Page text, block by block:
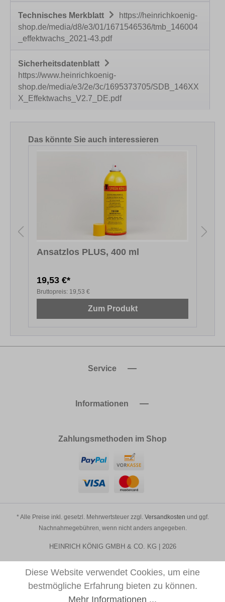
Technisches Merkblatt
https://heinrichkoenig-
shop.de/media/d8/e3/01/1671546536/tmb_146004
_effektwachs_2021-43.pdf
Sicherheitsdatenblatt
https://www.heinrichkoenig-
shop.de/media/e3/2e/3c/1695373705/SDB_146XX
X_Effektwachs_V2.7_DE.pdf
Produktgalerie überspringen
Das könnte Sie auch interessieren
Ansatzlos PLUS, 400 ml
19,53 €*
Bruttopreis: 19,53 €
Zum Produkt
Service
Informationen
Zahlungsmethoden im Shop
* Alle Preise inkl. gesetzl. Mehrwertsteuer zzgl. Versandkosten und ggf.
Nachnahmegebühren, wenn nicht anders angegeben.
HEINRICH KÖNIG GMBH & CO. KG | 2026
Diese Website verwendet Cookies, um eine
bestmögliche Erfahrung bieten zu können.
Mehr Informationen ...